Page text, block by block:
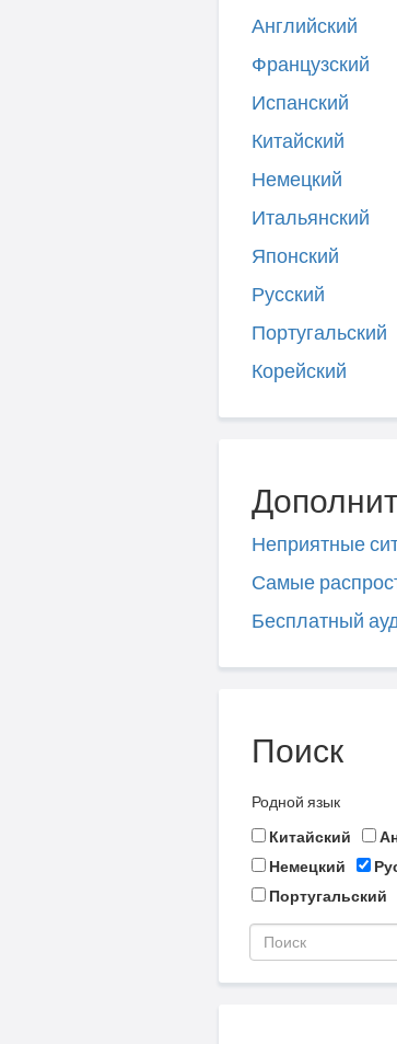
Английский
Французский
Испанский
Китайский
Немецкий
Итальянский
Японский
Русский
Португальский
Корейский
Неприятные
Самые
Бесплатный
Поиск
Родной язык
Китайский
Немецкий
Португальский